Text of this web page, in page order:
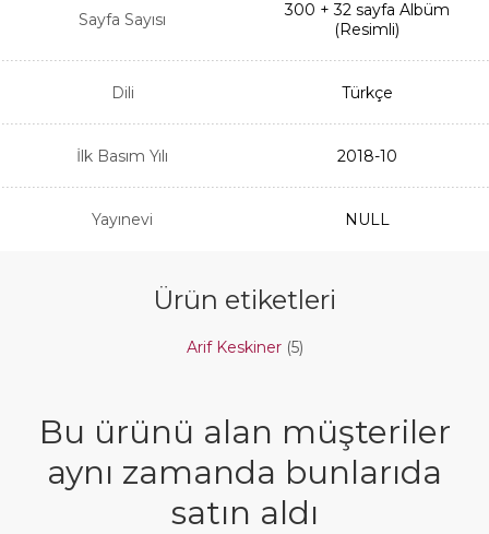
Sayfa Sayısı
300 + 32 sayfa Albüm
(Resimli)
Dili Türkçe
İlk Basım Yılı 2018-10
Yayınevi NULL
Ürün etiketleri
Arif Keskiner (5)
Bu ürünü alan müşteriler
aynı zamanda bunlarıda
satın aldı